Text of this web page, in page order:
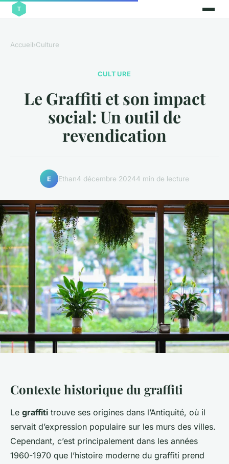
Accueil›Culture
CULTURE
Le Graffiti et son impact
social: Un outil de
revendication
E Ethan4 décembre 20244 min de lecture
Contexte historique du graffiti
Le graffiti trouve ses origines dans l’Antiquité, où il
servait d’expression populaire sur les murs des villes.
Cependant, c’est principalement dans les années
1960-1970 que l’histoire moderne du graffiti prend